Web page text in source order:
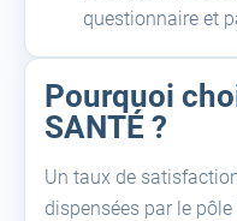
questionnaire et
Pourquoi
SANTÉ ?
Un taux de
dispensées par le